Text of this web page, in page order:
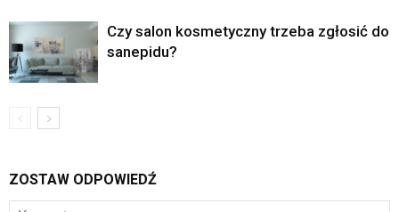
Czy salon kosmetyczny trzeba zgłosić do
sanepidu?
ZOSTAW ODPOWIEDŹ